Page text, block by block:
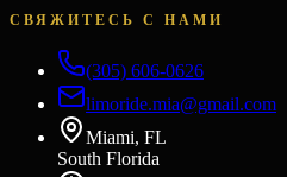
СВЯЖИТЕСЬ С НАМИ
(305) 606-0626
limoride.mia@gmail.com
Miami, FL
South Florida